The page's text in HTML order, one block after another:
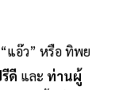
แอ๊ว” หรือ ทิพย
ดี และ ท่านผู้